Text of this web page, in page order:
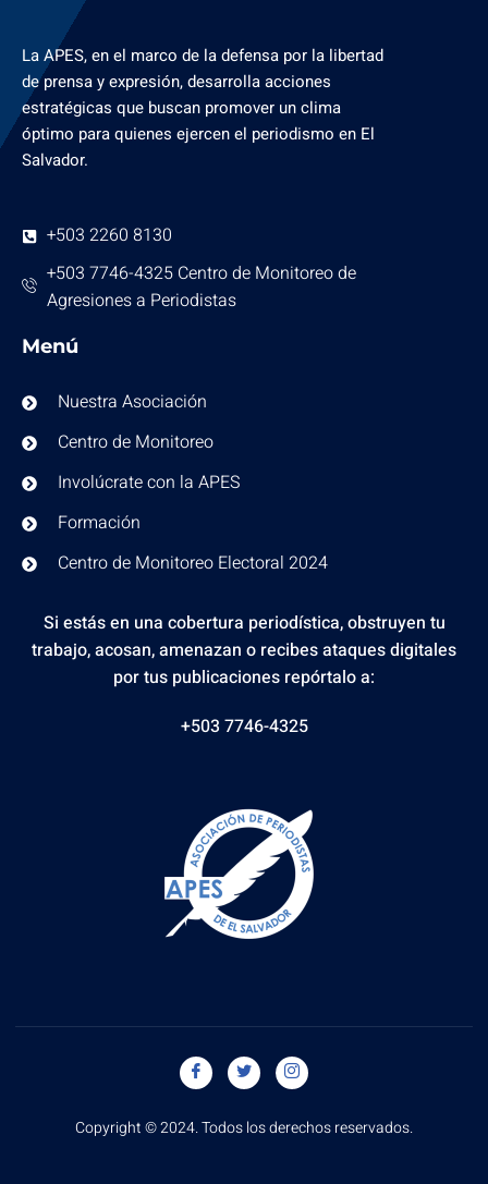
La APES, en el marco de la defensa por la libertad
de prensa y expresión, desarrolla acciones
estratégicas que buscan promover un clima
óptimo para quienes ejercen el periodismo en El
Salvador.
+503 2260 8130
+503 7746-4325 Centro de Monitoreo de
Agresiones a Periodistas
Menú
Nuestra Asociación
Centro de Monitoreo
Involúcrate con la APES
Formación
Centro de Monitoreo Electoral 2024
Si estás en una cobertura periodística, obstruyen tu
trabajo, acosan, amenazan o recibes ataques digitales
por tus publicaciones repórtalo a:
+503 7746-4325
Copyright © 2024. Todos los derechos reservados.